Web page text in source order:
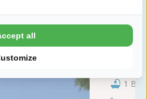
Chalet
1
all